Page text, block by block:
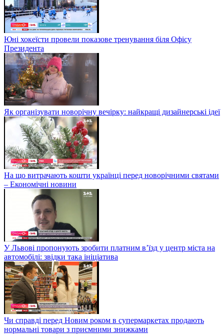
Юні хокеїсти провели показове тренування біля Офісу
Президента
Як організувати новорічну вечірку: найкращі дизайнерські ідеї
На що витрачають кошти українці перед новорічними святами
– Економічні новини
У Львові пропонують зробити платним в’їзд у центр міста на
автомобілі: звідки така ініціатива
Чи справді перед Новим роком в супермаркетах продають
нормальні товари з приємними знижками